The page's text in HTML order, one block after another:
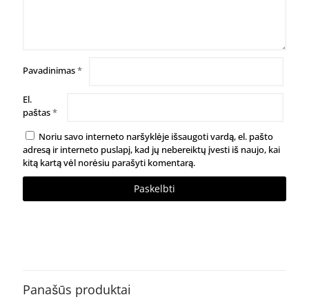
Pavadinimas*
El.
paštas*
Noriu savo interneto naršyklėje išsaugoti vardą, el. pašto
adresą ir interneto puslapį, kad jų nebereiktų įvesti iš naujo, kai
kitą kartą vėl norėsiu parašyti komentarą.
Panašūs produktai